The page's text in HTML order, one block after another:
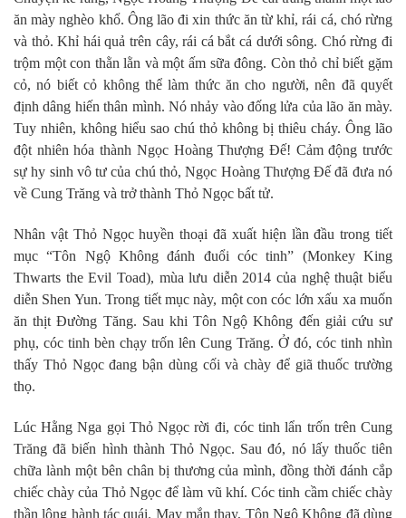
ăn mày nghèo khổ. Ông lão đi xin thức ăn từ khỉ, rái cá, chó rừng
và thỏ. Khỉ hái quả trên cây, rái cá bắt cá dưới sông. Chó rừng đi
trộm một con thằn lằn và một ấm sữa đông. Còn thỏ chỉ biết gặm
cỏ, nó biết cỏ không thể làm thức ăn cho người, nên đã quyết
định dâng hiến thân mình. Nó nhảy vào đống lửa của lão ăn mày.
Tuy nhiên, không hiểu sao chú thỏ không bị thiêu cháy. Ông lão
đột nhiên hóa thành Ngọc Hoàng Thượng Đế! Cảm động trước
sự hy sinh vô tư của chú thỏ, Ngọc Hoàng Thượng Đế đã đưa nó
về Cung Trăng và trở thành Thỏ Ngọc bất tử.
Nhân vật Thỏ Ngọc huyền thoại đã xuất hiện lần đầu trong tiết
mục “Tôn Ngộ Không đánh đuổi cóc tinh” (Monkey King
Thwarts the Evil Toad), mùa lưu diễn 2014 của nghệ thuật biểu
diễn Shen Yun. Trong tiết mục này, một con cóc lớn xấu xa muốn
ăn thịt Đường Tăng. Sau khi Tôn Ngộ Không đến giải cứu sư
phụ, cóc tinh bèn chạy trốn lên Cung Trăng. Ở đó, cóc tinh nhìn
thấy Thỏ Ngọc đang bận dùng cối và chày để giã thuốc trường
thọ.
Lúc Hằng Nga gọi Thỏ Ngọc rời đi, cóc tinh lẩn trốn trên Cung
Trăng đã biến hình thành Thỏ Ngọc. Sau đó, nó lấy thuốc tiên
chữa lành một bên chân bị thương của mình, đồng thời đánh cắp
chiếc chày của Thỏ Ngọc để làm vũ khí. Cóc tinh cầm chiếc chày
thần lộng hành tác quái. May mắn thay, Tôn Ngộ Không đã dùng